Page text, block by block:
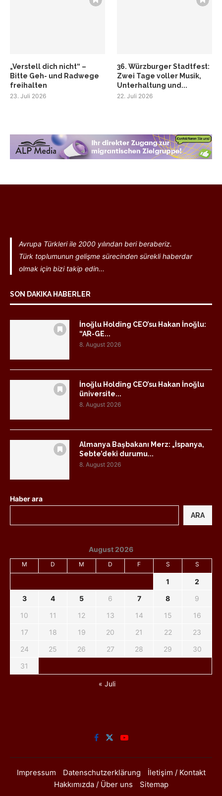
„Verstell dich nicht“ –
Bitte Geh- und Radwege
freihalten
23. Juli 2026
36. Würzburger Stadtfest:
Zwei Tage voller Musik,
Unterhaltung und...
22. Juli 2026
Avrupa Türkleri ile 2000 yılından beri beraberiz.
Türk toplumunun gelişme sürecinden sürekli haberdar
olmak için bizi takip edin...
SON DAKIKA HABERLER
İnoğlu Holding CEO’su Hakan İnoğlu:
“AR-GE...
8. August 2026
İnoğlu Holding CEO’su Hakan İnoğlu
üniversite...
8. August 2026
Almanya Başbakanı Merz: „İspanya,
Sebte’deki durumu...
8. August 2026
Haber ara
ARA
August 2026
M D M D F S S
1
2
3
4 5 6 7 8
9
10
11 12 13 14 15
16
17
18 19 20 21 22
23
24
25 26 27 28 29
30
31
« Juli
Impressum Datenschutzerklärung
İletişim / Kontakt
Hakkımızda / Über uns
Sitemap